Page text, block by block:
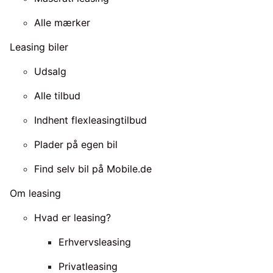
Alle mærker
Leasing biler
Udsalg
Alle tilbud
Indhent flexleasingtilbud
Plader på egen bil
Find selv bil på Mobile.de
Om leasing
Hvad er leasing?
Erhvervsleasing
Privatleasing